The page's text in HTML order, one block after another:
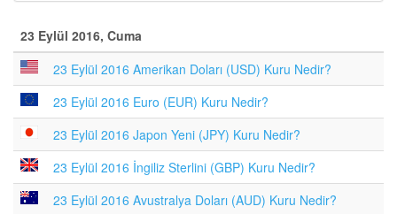
23 Eylül 2016, Cuma
23 Eylül 2016 Amerikan Doları (USD) Kuru Nedir?
23 Eylül 2016 Euro (EUR) Kuru Nedir?
23 Eylül 2016 Japon Yeni (JPY) Kuru Nedir?
23 Eylül 2016 İngiliz Sterlini (GBP) Kuru Nedir?
23 Eylül 2016 Avustralya Doları (AUD) Kuru Nedir?